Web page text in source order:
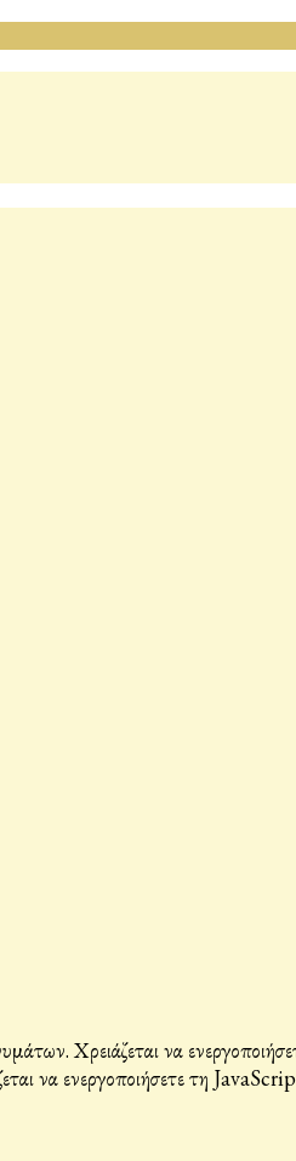
Χρειάζεται να
να ενεργοποιήσετε τη